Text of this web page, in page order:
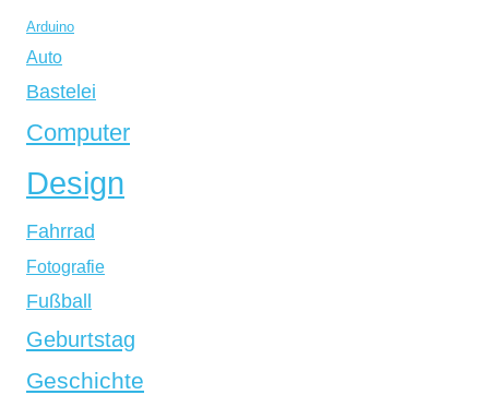
Arduino
Auto
Bastelei
Computer
Design
Fahrrad
Fotografie
Fußball
Geburtstag
Geschichte